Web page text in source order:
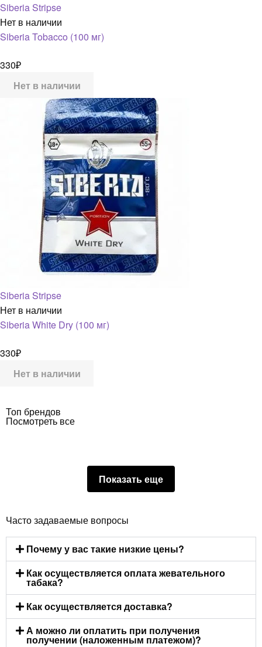
Siberia Stripse
Нет в наличии
Siberia Tobacco (100 мг)
330₽
Нет в наличии
Siberia Stripse
Нет в наличии
Siberia White Dry (100 мг)
330₽
Нет в наличии
Топ брендов
Посмотреть все
Показать еще
Часто задаваемые вопросы
Почему у вас такие низкие цены?
Как осуществляется оплата жевательного
табака?
Как осуществляется доставка?
А можно ли оплатить при получения
получении (наложенным платежом)?